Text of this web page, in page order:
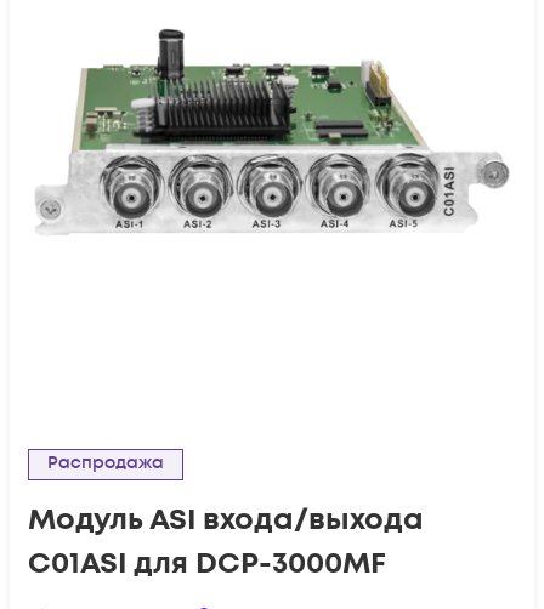
Распродажа
Модуль ASI входа/выхода
C01ASI для DCP-3000MF